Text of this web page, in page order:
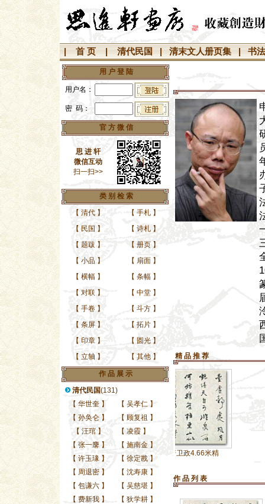
首 页 清代民国 清末文人册页集 书
用 户 登 陆
用户名：
密 码：
官 方 微 信
思 进 轩
微信互动
扫一扫>>
类 别 检 索
【 清代 】 【 手札 】
【 民国 】 【 诗札 】
【 题跋 】 【 册页 】
【 小品 】 【 扇面 】
【 横幅 】 【 条幅 】
【 对联 】 【 中堂 】
【 手卷 】 【 斗方 】
【 条屏 】 【 拓片 】
【 印章 】 【 圆光 】
【 立轴 】 【 其他 】
作 品 展 示
清代民国(131)
【 华世奎 】 【 吴孝仁 】
【 孙奂仑 】 【 顾复祖 】
【 汪琯 】 【 凌霞 】
【 张一麐 】 【 施南金 】
【 许玉瑑 】 【 徐定戡 】
【 周退密 】 【 沈寿康 】
【 包谦六 】 【 吴慈堪 】
【 费新我 】 【 狄学耕 】
精 品 推 荐
申屠卫政4.66米精
作 品 列 表